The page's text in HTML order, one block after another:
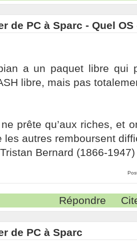
de PC à Sparc - Quel
a un paquet libre qui
libre, mais pas
prête qu’aux riches, et
les autres remboursent
Bernard (1866-1947)
Répondre
de PC à Sparc